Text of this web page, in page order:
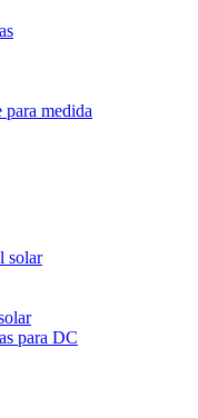
para medida
solar
para DC